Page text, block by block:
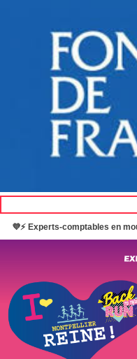
💜⚡️ Experts-comptables en